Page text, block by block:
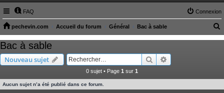
FAQ Connexion
pechevin.com Accueil du forum Général Bac à sable
Bac à sable
Nouveau sujet Rechercher
0 sujet • Page 1 sur 1
Aucun sujet n’a été publié dans ce forum.